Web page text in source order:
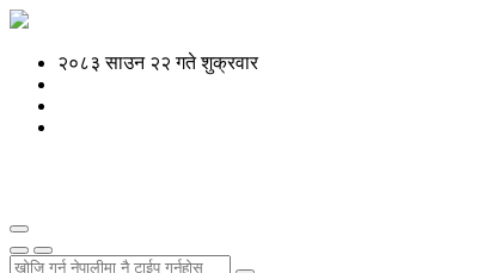
२०८३ साउन २२ गते शुक्रवार